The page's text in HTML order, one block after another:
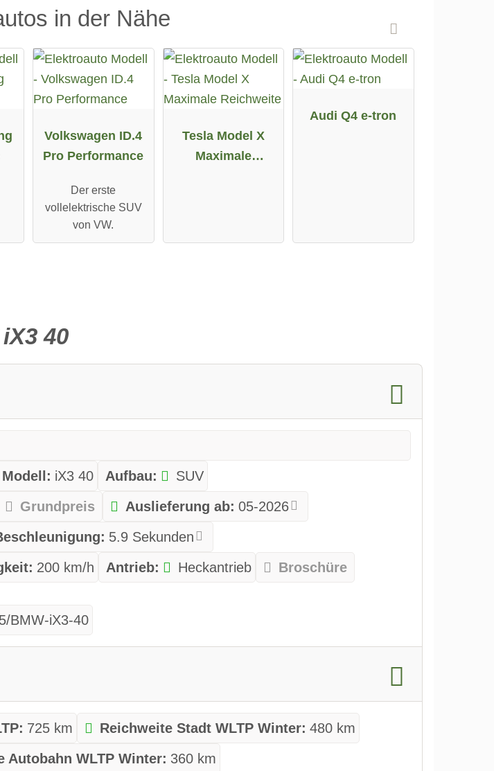
in der Nähe
Volkswagen ID.4
Pro Performance
Der erste
vollelektrische SUV
von VW.
Tesla Model X
Maximale
Audi Q4 e-tron
40
Modell: iX3 40 Aufbau:
SUV
Grundpreis Auslieferung ab: 05-2026
5.9 Sekunden
200 km/h Antrieb: Heckantrieb Broschüre
BMW-iX3-40
725 km Reichweite Stadt WLTP Winter: 480 km
Autobahn WLTP Winter: 360 km